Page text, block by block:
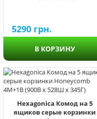
5290 грн.
В КОРЗИНУ
Hexagonica Комод на 5
ящиков серые корзинки